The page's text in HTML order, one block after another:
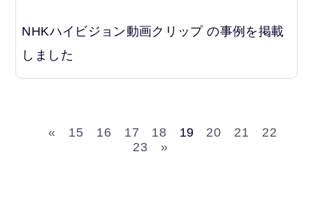
NHKハイビジョン動画クリップ の事例を掲載
しました
« 15 16 17 18 19 20 21
22
23
»